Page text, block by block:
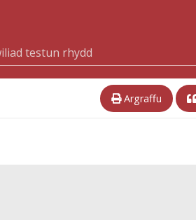
Argraffu